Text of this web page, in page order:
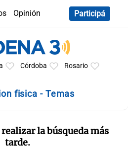
Opinión
Participá
Córdoba Rosario
fisica - Temas
la búsqueda más
tarde.